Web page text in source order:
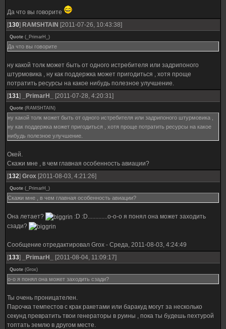
Да что вы говорите
[130] RAMSHTAIN [2011-07-26, 10:43:38]
Quote ( _PrimarH_ )
Да что вы говорите
ну какой толк может быть от одного истребителя или задрипоного
штурмовика , ну как поддержка может пригодиться , хотя проще
потратить ресурсы на какое нибудь полезное улучшение.
[131] _PrimarH_ [2011-07-28, 4:20:31]
Quote (RAMSHTAIN )
ну какой толк может быть от одного истребителя или задрипоного штурмовика ,
ну как поддержка может пригодиться , хотя проще потратить ресурсы на какое
нибудь полезное улучшение.
Окей.
Скажи мне , в чем главная особенность авиации?
[132] Grox [2011-08-03, 4:21:26]
Quote ( _PrimarH_ )
Скажи мне , в чем главная особенность авиации?
Она летает?
:D :D.............о-о-о я понял она может заходить
сзади?
Сообщение отредактировал Grox - Среда, 2011-08-03, 4:24:49
[133] _PrimarH_ [2011-08-04, 11:09:17]
Quote (Grox)
о-о я понял она может заходить сзади?
Ты очень проницателен.
Парочка темпестов с крак ракетами или баракуд могут за несколько
секунд превратить твои генераторы в руины , пока ты будешь пехтурой
топтать землю в другом месте.